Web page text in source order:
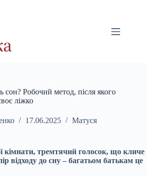
сон? Робочий метод, після якого
ліжко
17.06.2025 Матуся
кімнати, тремтячий голосок, що кличе
відходу до сну – багатьом батькам це